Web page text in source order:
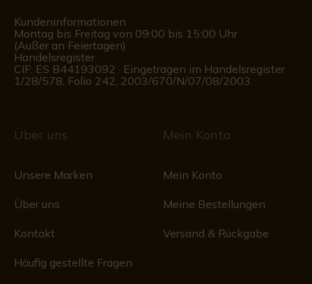
Kundeninformationen
Montag bis Freitag von 09:00 bis 15:00 Uhr
(Außer an Feiertagen)
Handelsregister
CIF: ES B44193092 · Eingetragen im Handelsregister
1/28/578, Folio 242, 2003/670/N/07/08/2003
Über uns
Unsere Marken
Über uns
Kontakt
Häufig gestellte Fragen
Mein Konto
Mein Konto
Meine Bestellungen
Versand & Rückgabe